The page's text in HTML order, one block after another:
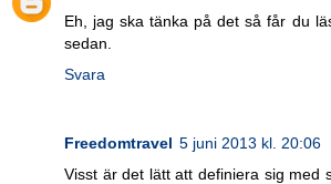
Eh, jag ska tänka på det så får du
sedan.
Svara
Freedomtravel 5 juni 2013 kl. 20:06
Visst är det lätt att definiera sig med